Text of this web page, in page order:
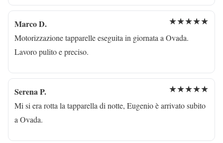
Marco D. ★★★★★
Motorizzazione tapparelle eseguita in giornata a Ovada.
Lavoro pulito e preciso.
Serena P. ★★★★★
Mi si era rotta la tapparella di notte, Eugenio è arrivato subito
a Ovada.